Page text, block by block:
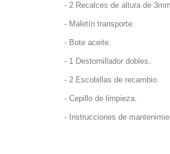
- 2 Recalces de altura de
- Maletín transporte.
- Bote aceite.
- 1 Destornillador dobles.
- 2 Escobillas de recambio.
- Cepillo de limpieza.
- Instrucciones de